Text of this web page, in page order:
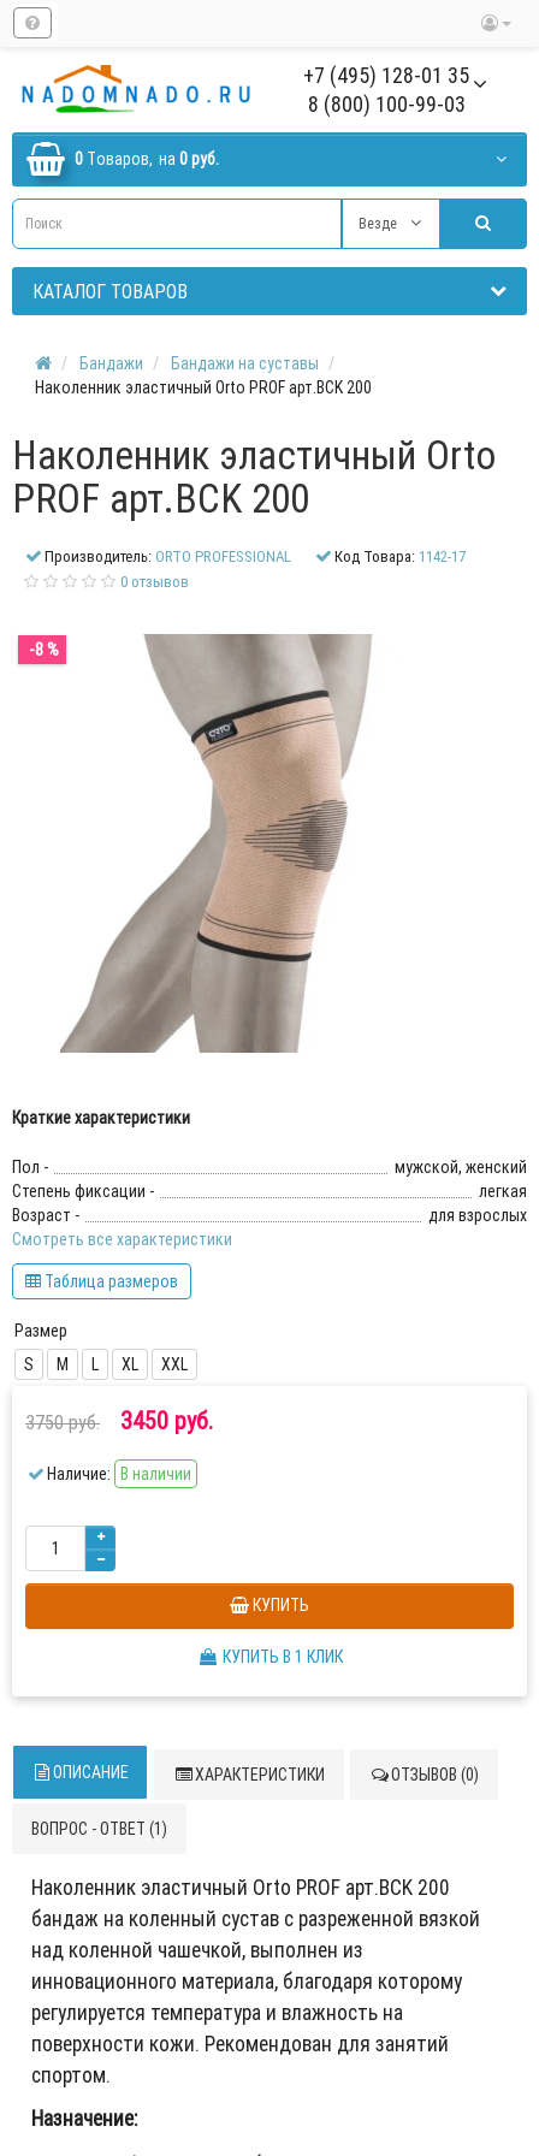
+7 (495) 128-01 35
8 (800) 100-99-03
0 Tоваров, на 0 руб.
Везде
КАТАЛОГ ТОВАРОВ
Бандажи
Бандажи на суставы
Наколенник эластичный Orto PROF арт.BCK 200
Наколенник эластичный Orto
PROF арт.BCK 200
Производитель:ORTO PROFESSIONAL Код Товара: 1142-17
0 отзывов
-8 %
Краткие характеристики
Пол -
мужской, женский
Степень фиксации -
легкая
Возраст -
для взрослых
Смотреть все характеристики
Таблица размеров
Размер
S
M L XL XXL
3750 руб. 3450 руб.
Наличие: В наличии
КУПИТЬ
КУПИТЬ В 1 КЛИК
ОПИСАНИЕ ХАРАКТЕРИСТИКИ ОТЗЫВОВ (0)
ВОПРОС - ОТВЕТ (1)
Наколенник эластичный Orto PROF арт.BCK 200
бандаж на коленный сустав с разреженной вязкой
над коленной чашечкой, выполнен из
инновационного материала, благодаря которому
регулируется температура и влажность на
поверхности кожи. Рекомендован для занятий
спортом.
Назначение: